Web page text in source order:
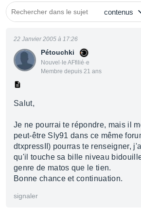
Pétouchki
Nouvel·le AFfilié·e
Membre depuis 21 ans
22 Janvier 2005 à 17:26
Salut,
Je ne pourrai te répondre, mais il
peut-être Sly91 dans ce même
dtxpressII) pourras te renseigner,
qu'il touche sa bille niveau
genre de matos que le tien.
Bonne chance et continuation.
signaler